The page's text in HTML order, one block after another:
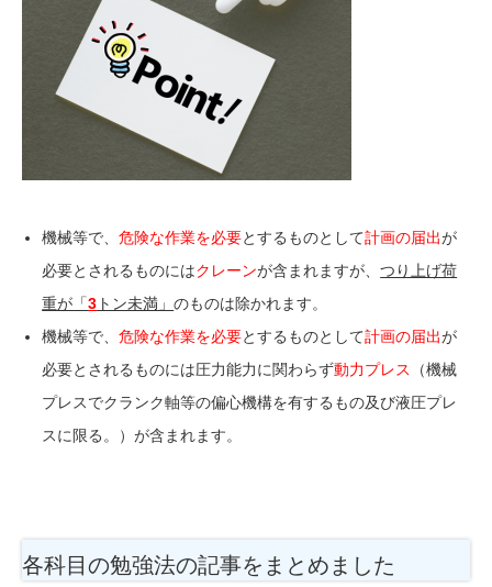
機械等で、危険な作業を必要とするものとして計画の届出が
必要とされるものにはクレーンが含まれますが、つり上げ荷
重が「3 トン未満」のものは除かれます。
機械等で、危険な作業を必要とするものとして計画の届出が
必要とされるものには圧力能力に関わらず動力プレス
（機械
プレスでクランク軸等の偏心機構を有するもの及び液圧プレ
スに限る。）が含まれます。
各科目の勉強法の記事をまとめました